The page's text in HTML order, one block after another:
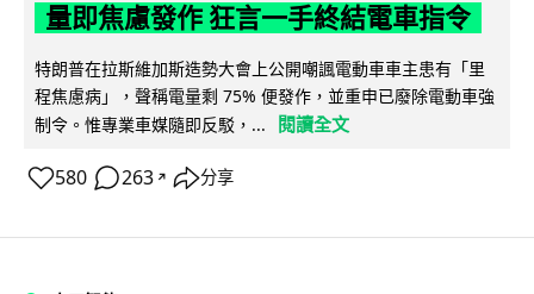
量即焦慮發作 狂言一手終結電車指令
特朗普在拉斯維加斯造勢大會上公開嘲諷電動車車主患有「里
程焦慮病」，聲稱電量剩 75% 便發作，並重申已廢除電動車強
制令。惟專業車媒隨即反駁，...
閱讀全文
580 263 ↗ 分享